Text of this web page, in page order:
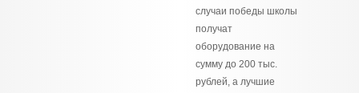
случаи победы школы
получат
оборудование на
сумму до 200 тыс.
рублей, а лучшие